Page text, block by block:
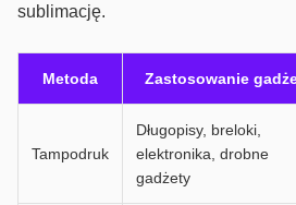
sublimację.
Metoda Zastosowanie
Tampodruk
Długopisy, breloki,
elektronika, drobne
gadżety